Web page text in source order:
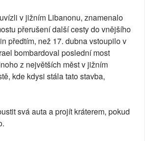
v jižním Libanonu, znamenalo
přerušení další cesty do vnějšího
předtím, než 17. dubna vstoupilo v
bombardoval poslední most
z největších měst v jižním
kde kdysi stála tato stavba,
svá auta a projít kráterem, pokud